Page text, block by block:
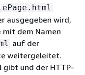
ausgegeben wird,
dem Namen
auf der
weitergeleitet.
gibt und der HTTP-